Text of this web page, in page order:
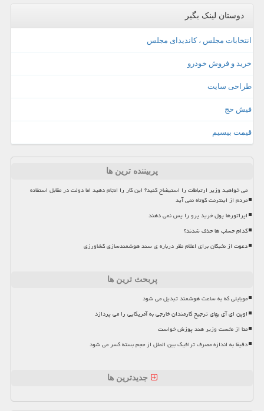
دوستان لینک بگیر
انتخابات مجلس ، کاندیدای مجلس
خرید و فروش خودرو
طراحی سایت
فیش حج
قیمت بیسیم
پربیننده ترین ها
می خواهید وزیر ارتباطات را استیضاح کنید؟ این کار را انجام دهید اما دولت در مقابل استفاده
مردم از اینترنت کوتاه نمی آید
اپراتورها پول خرید پرو را پس نمی دهند
کدام حساب ها حذف شدند؟
دعوت از نخبگان برای اعلام نظر درباره ی سند هوشمندسازی کشاورزی
پربحث ترین ها
موبایلی که به ساعت هوشمند تبدیل می شود
اوپن ای آی بهای ترجیح کارمندان خارجی به آمریکایی را می پردازد
متا از نخست وزیر هند پوزش خواست
دقیقا به اندازه مصرف ترافیک بین الملل از حجم بسته کسر می شود
جدیدترین ها